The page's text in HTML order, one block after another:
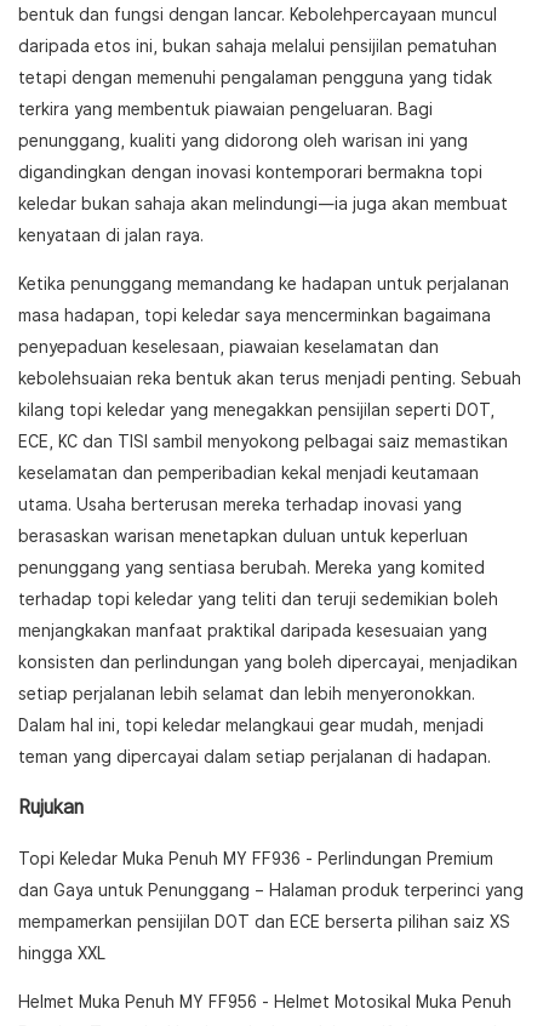
bentuk dan fungsi dengan lancar. Kebolehpercayaan muncul
daripada etos ini, bukan sahaja melalui pensijilan pematuhan
tetapi dengan memenuhi pengalaman pengguna yang tidak
terkira yang membentuk piawaian pengeluaran. Bagi
penunggang, kualiti yang didorong oleh warisan ini yang
digandingkan dengan inovasi kontemporari bermakna topi
keledar bukan sahaja akan melindungi—ia juga akan membuat
kenyataan di jalan raya.
Ketika penunggang memandang ke hadapan untuk perjalanan
masa hadapan, topi keledar saya mencerminkan bagaimana
penyepaduan keselesaan, piawaian keselamatan dan
kebolehsuaian reka bentuk akan terus menjadi penting. Sebuah
kilang topi keledar yang menegakkan pensijilan seperti DOT,
ECE, KC dan TISI sambil menyokong pelbagai saiz memastikan
keselamatan dan pemperibadian kekal menjadi keutamaan
utama. Usaha berterusan mereka terhadap inovasi yang
berasaskan warisan menetapkan duluan untuk keperluan
penunggang yang sentiasa berubah. Mereka yang komited
terhadap topi keledar yang teliti dan teruji sedemikian boleh
menjangkakan manfaat praktikal daripada kesesuaian yang
konsisten dan perlindungan yang boleh dipercayai, menjadikan
setiap perjalanan lebih selamat dan lebih menyeronokkan.
Dalam hal ini, topi keledar melangkaui gear mudah, menjadi
teman yang dipercayai dalam setiap perjalanan di hadapan.
Rujukan
Topi Keledar Muka Penuh MY FF936 - Perlindungan Premium
dan Gaya untuk Penunggang – Halaman produk terperinci yang
mempamerkan pensijilan DOT dan ECE berserta pilihan saiz XS
hingga XXL
Helmet Muka Penuh MY FF956 - Helmet Motosikal Muka Penuh